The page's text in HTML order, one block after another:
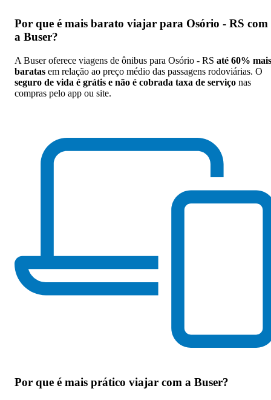
Por que é mais barato viajar para Osório - RS com
a Buser?
A Buser oferece viagens de ônibus para Osório - RS até 60% mais
baratas em relação ao preço médio das passagens rodoviárias. O
seguro de vida é grátis e não é cobrada taxa de serviço nas
compras pelo app ou site.
Por que é mais prático viajar com a Buser?